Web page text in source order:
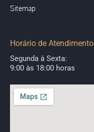
Sitemap
Horário de Atendimento
Segunda à Sexta:
9:00 às 18:00 horas